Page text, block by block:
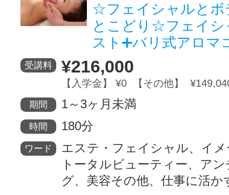
☆フェイシャルとボ
とこどり☆フェイシ
スト➕バリ式アロマ
受講料 ¥216,000
【入学金】 ¥0 【その他】
期間 1～3ヶ月未満
時間 180分
ワード
エステ・フェイシャル、イ
トータルビューティー、ア
グ、美容その他、仕事に活か